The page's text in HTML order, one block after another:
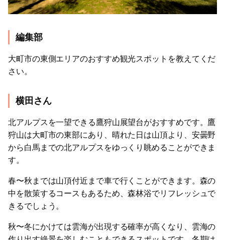
編集部
大町市の東側エリアのおすすめ観光スポットを教えてくだ
さい。
横田さん
北アルプスを一望できる鷹狩山展望台がおすすめです。鷹
狩山は大町市の東部にあり、晴れた日は山頂より、安曇野
から白馬までの北アルプスをゆっくり眺めることができま
す。
春〜秋までは山頂付近まで車で行くことができます。森の
中を散策するコースもあるため、森林浴でリフレッシュで
きるでしょう。
秋〜冬にかけては雲海が出現する確率が高くなり、雲海の